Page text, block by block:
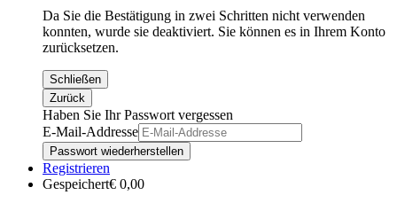
Da Sie die Bestätigung in zwei Schritten nicht verwenden
konnten, wurde sie deaktiviert. Sie können es in Ihrem Konto
zurücksetzen.
Schließen
Zurück
Haben Sie Ihr Passwort vergessen
E-Mail-Addresse
Passwort wiederherstellen
Registrieren
Gespeichert€ 0,00